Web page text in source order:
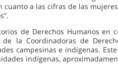
cuanto a las cifras de las
de Derechos Humanos
de la Coordinadoras de
campesinas e indígenas.
indígenas,